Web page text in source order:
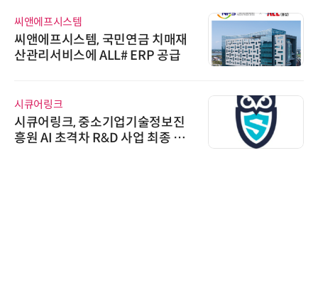
씨앤에프시스템
씨앤에프시스템, 국민연금 치매재
산관리서비스에 ALL# ERP 공급
시큐어링크
시큐어링크, 중소기업기술정보진
흥원 AI 초격차 R&D 사업 최종 선